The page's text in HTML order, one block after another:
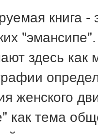
книга -
здесь как
женского
как тема